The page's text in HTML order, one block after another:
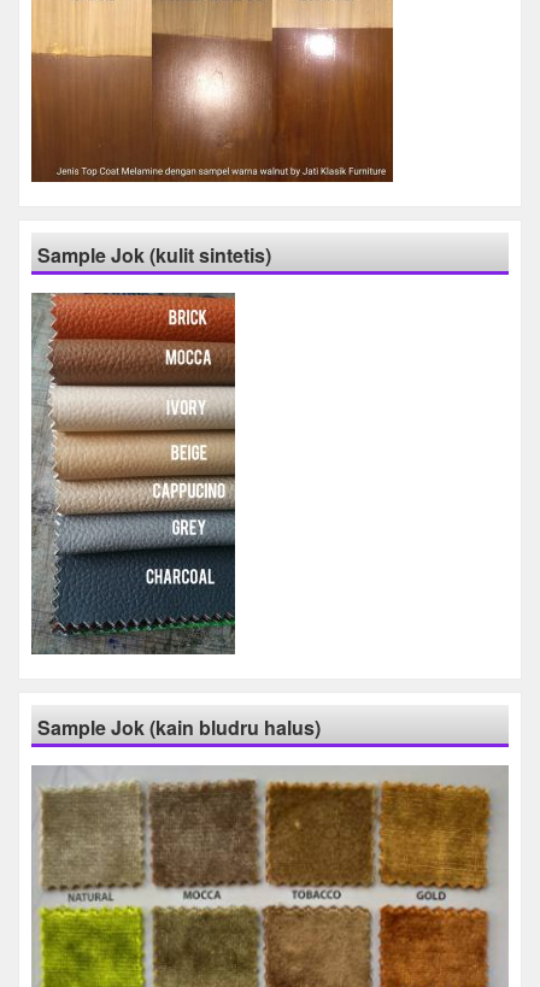
Sample Jok (kulit sintetis)
Sample Jok (kain bludru halus)